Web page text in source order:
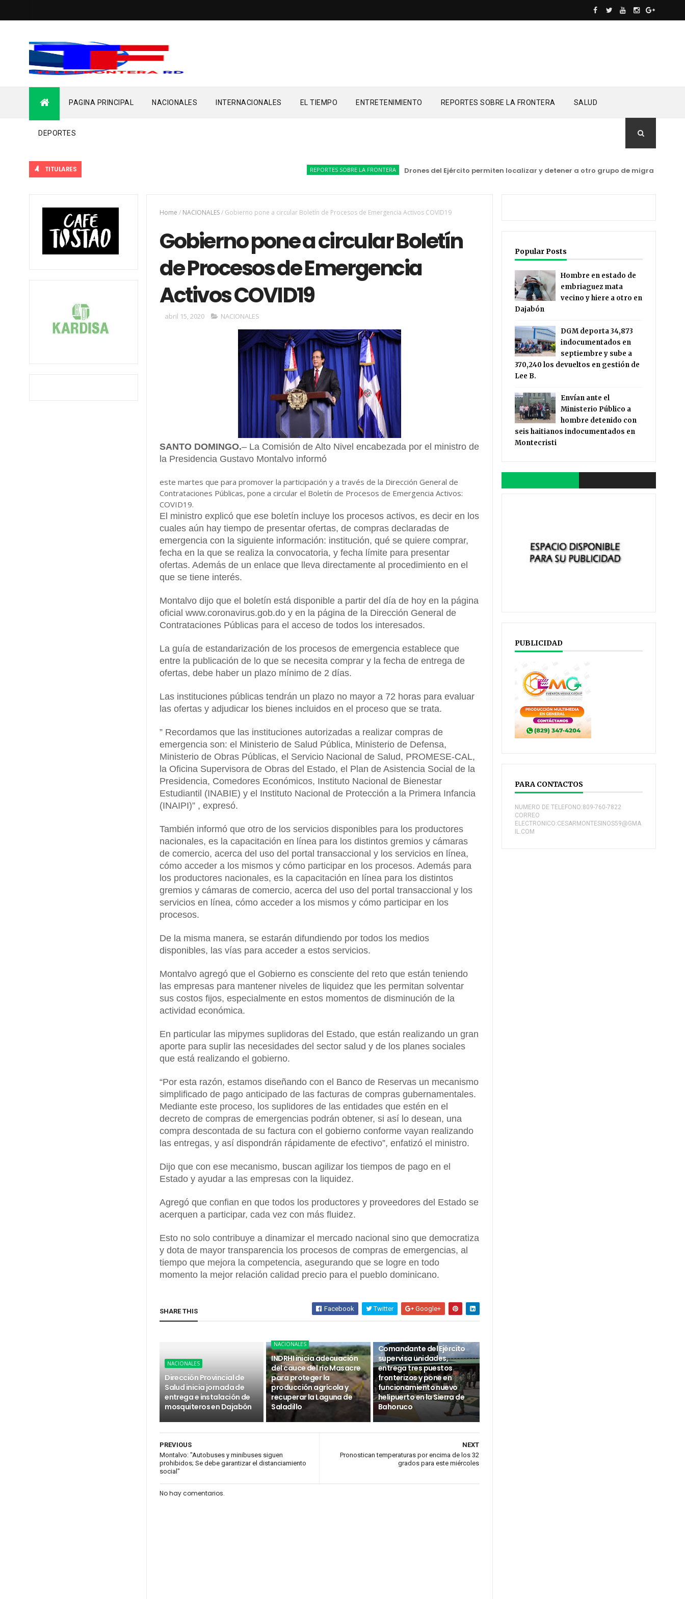
PAGINA PRINCIPAL NACIONALES INTERNACIONALES EL TIEMPO ENTRETENIMIENTO REPORTES SOBRE LA FRONTERA SALUD
DEPORTES
TITULARES REPORTES SOBRE LA FRONTERA Drones del Ejército permiten localizar y detener a otro grupo de migrantes
Home / NACIONALES/ Gobierno pone a circular Boletín de Procesos de Emergencia Activos COVID19
Gobierno pone a circular Boletín
de Procesos de Emergencia
Activos COVID19
abril 15, 2020 NACIONALES
SANTO DOMINGO.– La Comisión de Alto Nivel encabezada por el ministro de
la Presidencia Gustavo Montalvo informó
este martes que para promover la participación y a través de la Dirección General de
Contrataciones Públicas, pone a circular el Boletín de Procesos de Emergencia Activos:
COVID19.
El ministro explicó que ese boletín incluye los procesos activos, es decir en los
cuales aún hay tiempo de presentar ofertas, de compras declaradas de
emergencia con la siguiente información: institución, qué se quiere comprar,
fecha en la que se realiza la convocatoria, y fecha límite para presentar
ofertas. Además de un enlace que lleva directamente al procedimiento en el
que se tiene interés.
Montalvo dijo que el boletín está disponible a partir del día de hoy en la página
oficial www.coronavirus.gob.do y en la página de la Dirección General de
Contrataciones Públicas para el acceso de todos los interesados.
La guía de estandarización de los procesos de emergencia establece que
entre la publicación de lo que se necesita comprar y la fecha de entrega de
ofertas, debe haber un plazo mínimo de 2 días.
Las instituciones públicas tendrán un plazo no mayor a 72 horas para evaluar
las ofertas y adjudicar los bienes incluidos en el proceso que se trata.
” Recordamos que las instituciones autorizadas a realizar compras de
emergencia son: el Ministerio de Salud Pública, Ministerio de Defensa,
Ministerio de Obras Públicas, el Servicio Nacional de Salud, PROMESE-CAL,
la Oficina Supervisora de Obras del Estado, el Plan de Asistencia Social de la
Presidencia, Comedores Económicos, Instituto Nacional de Bienestar
Estudiantil (INABIE) y el Instituto Nacional de Protección a la Primera Infancia
(INAIPI)” , expresó.
También informó que otro de los servicios disponibles para los productores
nacionales, es la capacitación en línea para los distintos gremios y cámaras
de comercio, acerca del uso del portal transaccional y los servicios en línea,
cómo acceder a los mismos y cómo participar en los procesos. Además para
los productores nacionales, es la capacitación en línea para los distintos
gremios y cámaras de comercio, acerca del uso del portal transaccional y los
servicios en línea, cómo acceder a los mismos y cómo participar en los
procesos.
De la misma manera, se estarán difundiendo por todos los medios
disponibles, las vías para acceder a estos servicios.
Montalvo agregó que el Gobierno es consciente del reto que están teniendo
las empresas para mantener niveles de liquidez que les permitan solventar
sus costos fijos, especialmente en estos momentos de disminución de la
actividad económica.
En particular las mipymes suplidoras del Estado, que están realizando un gran
aporte para suplir las necesidades del sector salud y de los planes sociales
que está realizando el gobierno.
“Por esta razón, estamos diseñando con el Banco de Reservas un mecanismo
simplificado de pago anticipado de las facturas de compras gubernamentales.
Mediante este proceso, los suplidores de las entidades que estén en el
decreto de compras de emergencias podrán obtener, si así lo desean, una
compra descontada de su factura con el gobierno conforme vayan realizando
las entregas, y así dispondrán rápidamente de efectivo”, enfatizó el ministro.
Dijo que con ese mecanismo, buscan agilizar los tiempos de pago en el
Estado y ayudar a las empresas con la liquidez.
Agregó que confian en que todos los productores y proveedores del Estado se
acerquen a participar, cada vez con más fluidez.
Esto no solo contribuye a dinamizar el mercado nacional sino que democratiza
y dota de mayor transparencia los procesos de compras de emergencias, al
tiempo que mejora la competencia, asegurando que se logre en todo
momento la mejor relación calidad precio para el pueblo dominicano.
SHARE THIS Facebook Twitter Google+
NACIONALES
Dirección Provincial de
Salud inicia jornada de
entrega e instalación de
mosquiteros en Dajabón
NACIONALES
INDRHI inicia adecuación
del cauce del río Masacre
para proteger la
producción agrícola y
recuperar la Laguna de
Saladillo
Comandante del Ejército
supervisa unidades,
entrega tres puestos
fronterizos y pone en
funcionamiento nuevo
helipuerto en la Sierra de
Bahoruco
NEXT
Pronostican temperaturas por encima de los 32
grados para este miércoles
PREVIOUS
Montalvo: "Autobuses y minibuses siguen
prohibidos; Se debe garantizar el distanciamiento
social"
No hay comentarios.
Popular Posts
Hombre en estado de
embriaguez mata
vecino y hiere a otro en
Dajabón
DGM deporta 34,873
indocumentados en
septiembre y sube a
370,240 los devueltos en gestión de
Lee B.
Envían ante el
Ministerio Público a
hombre detenido con
seis haitianos indocumentados en
Montecristi
PUBLICIDAD
PARA CONTACTOS
NUMERO DE TELEFONO:809-760-7822
CORREO
ELECTRONICO:CESARMONTESINOS59@GMA
IL.COM